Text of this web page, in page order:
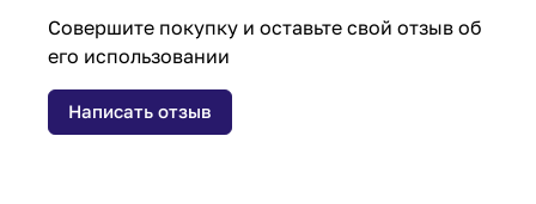
Совершите покупку и оставьте свой отзыв об
его использовании
Написать отзыв